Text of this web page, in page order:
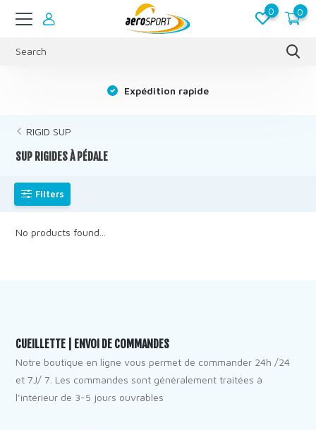
0 0
Expédition rapide
RIGID SUP
SUP RIGIDES À PÉDALE
Filters
No products found...
CUEILLETTE | ENVOI DE COMMANDES
Notre boutique en ligne vous permet de commander 24h /24
et 7J/ 7. Les commandes sont généralement traitées à
l’intérieur de 3-5 jours ouvrables